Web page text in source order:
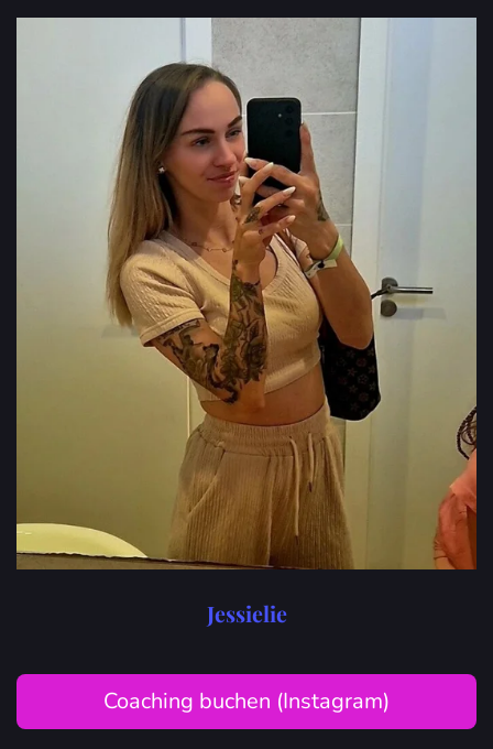
Jessielie
Coaching buchen (Instagram)